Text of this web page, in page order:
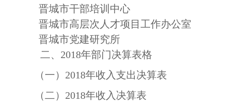
晋城市干部培训中心
晋城市高层次人才项目工作办公室
晋城市党建研究所
二、 2018年部门决算表格
（一） 2018年收入支出决算表
（二） 2018年收入决算表